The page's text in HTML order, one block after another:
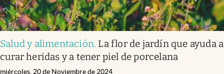
Salud y alimentación. La flor de jardín que ayuda a
curar heridas y a tener piel de porcelana
miércoles, 20 de Noviembre de 2024